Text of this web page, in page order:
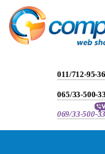
011/712-95-36
065/33-500-33
069/33-500-33